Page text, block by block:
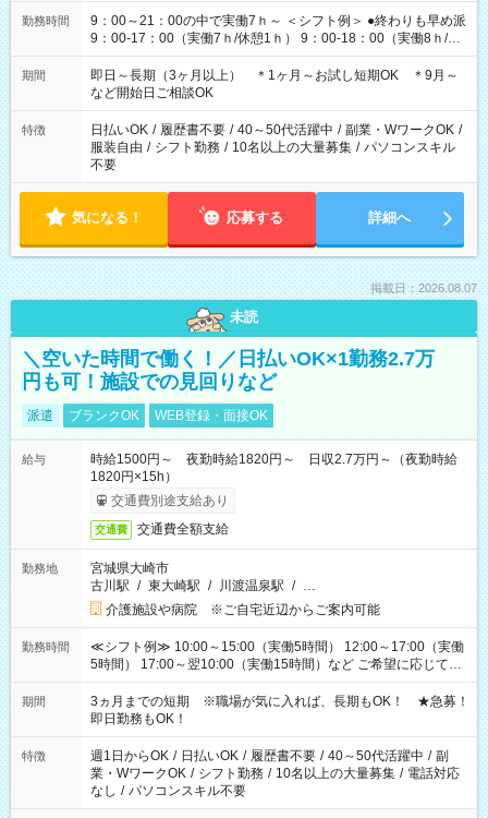
勤務時間
9：00～21：00の中で実働7ｈ～ ＜シフト例＞ ●終わりも早め派
9：00-17：00（実働7ｈ/休憩1ｈ） 9：00-18：00（実働8ｈ/休
憩1ｈ） 10：00-19：00（実働8ｈ/休憩1ｈ） ●朝ゆっくり派
11：00-20：00（実働8ｈ/休憩1ｈ） 12：00-20：00（実働7ｈ/
休憩1ｈ） 12：00-21：00（実働8ｈ/休憩1ｈ） 13：00-22：
00（実働8ｈ/休憩1ｈ） ＊時間帯固定OK
期間
即日～長期（3ヶ月以上） ＊1ヶ月～お試し短期OK ＊9月～
など開始日ご相談OK
特徴 日払いOK / 履歴書不要 / 40～50代活躍中 / 副業・WワークOK /
服装自由 / シフト勤務 / 10名以上の大量募集 / パソコンスキル
不要
気になる！ 応募する 詳細へ
掲載日：2026.08.07
未読
＼空いた時間で働く！／日払いOK×1勤務2.7万
円も可！施設での見回りなど
派遣 ブランクOK WEB登録・面接OK
給与
時給1500円～ 夜勤時給1820円～ 日収2.7万円～（夜勤時給
1820円×15h）
交通費別途支給あり
交通費 交通費全額支給
勤務地
宮城県大崎市
古川駅 / 東大崎駅 / 川渡温泉駅 / …
介護施設や病院 ※ご自宅近辺からご案内可能
勤務時間
≪シフト例≫ 10:00～15:00（実働5時間） 12:00～17:00（実働
5時間） 17:00～翌10:00（実働15時間）など ご希望に応じて、
働く時間は調整できます！ お気軽に担当へ相談ください！
期間
3ヵ月までの短期 ※職場が気に入れば、長期もOK！ ★急募！
即日勤務もOK！
特徴 週1日からOK / 日払いOK / 履歴書不要 / 40～50代活躍中 / 副
業・WワークOK / シフト勤務 / 10名以上の大量募集 / 電話対応
なし / パソコンスキル不要